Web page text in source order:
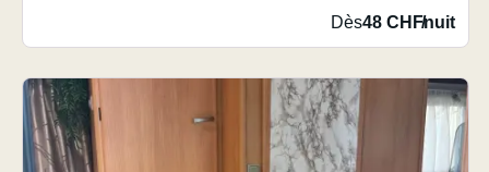
Dès48 CHF/nuit